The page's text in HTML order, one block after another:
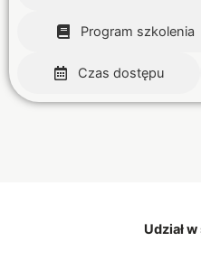
Program szkolenia
Czas dostępu
Udział